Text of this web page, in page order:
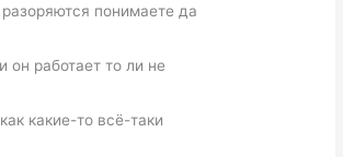
понимаете да
он работает то ли не
какие-то всё-таки